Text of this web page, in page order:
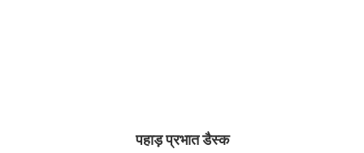
पहाड़ प्रभात डैस्क